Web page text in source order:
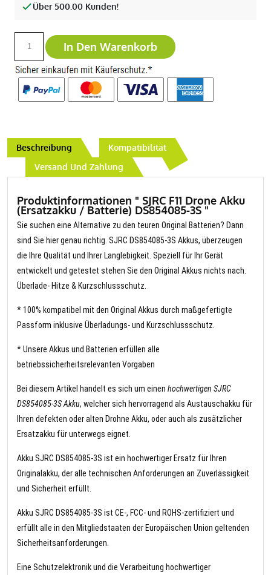
Über 500.00 Kunden!
In Den Warenkorb
Beschreibung
Kompatibilität
Versand Und Zahlung
Produktinformationen " SJRC F11 Drone Akku
(Ersatzakku / Batterie) DS854085-3S "
Sie suchen eine Alternative zu den teuren Original Batterien? Dann
sind Sie hier genau richtig. SJRC DS854085-3S Akkus, überzeugen
die Ihre Qualität und Ihrer Langlebigkeit. Speziell für Ihr Gerät
entwickelt und getestet stehen Sie den Original Akkus nichts nach.
Überlade- Hitze & Kurzschlussschutz.
* 100% kompatibel mit den Original Akkus durch maßgefertigte
Passform inklusive Überladungs- und Kurzschlussschutz.
* Unsere Akkus und Batterien erfüllen alle
betriebssicherheitsrelevanten Vorgaben
Bei diesem Artikel handelt es sich um einen hochwertigen SJRC
DS854085-3S Akku, welcher sich hervorragend als Austauschakku für
Ihren defekten oder alten Drohne Akku, oder auch als zusätzlicher
Ersatzakku für unterwegs eignet.
Akku SJRC DS854085-3S ist ein hochwertiger Ersatz für Ihren
Originalakku, der alle technischen Anforderungen an Zuverlässigkeit
und Sicherheit erfüllt.
Akku SJRC DS854085-3S ist CE-, FCC- und ROHS-zertifiziert und
erfüllt alle in den Mitgliedstaaten der Europäischen Union geltenden
Sicherheitsanforderungen.
Eine Schutzelektronik und die Verarbeitung hochwertiger